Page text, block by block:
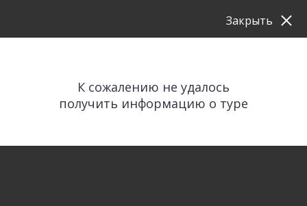
К сожалению не удалось
получить информацию о туре
Закрыть